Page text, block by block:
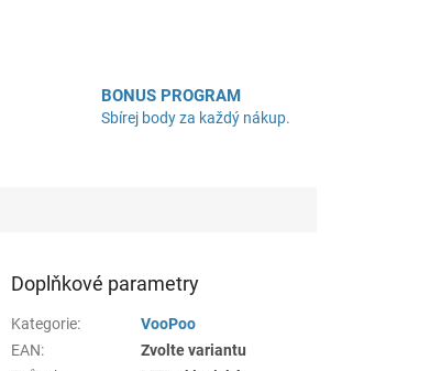
BONUS PROGRAM
Sbírej body za každý nákup.
Doplňkové parametry
Kategorie:
VooPoo
EAN:
Zvolte variantu